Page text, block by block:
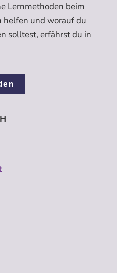
Lernmethoden beim
helfen und worauf du
solltest, erfährst du in